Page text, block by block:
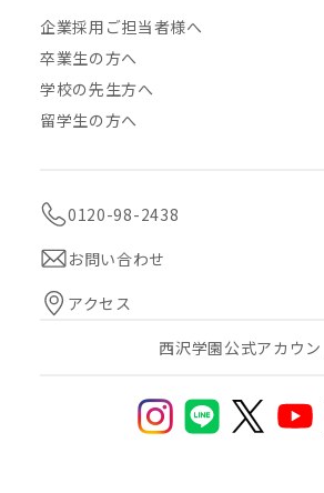
企業採用ご担当者様へ
卒業生の方へ
学校の先生方へ
留学生の方へ
0120-98-2438
お問い合わせ
アクセス
西沢学園公式アカウン